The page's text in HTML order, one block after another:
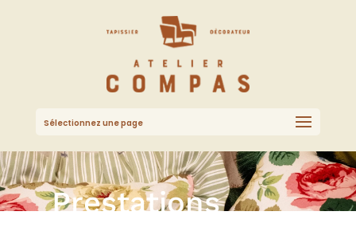
Sélectionnez une page
Prestations